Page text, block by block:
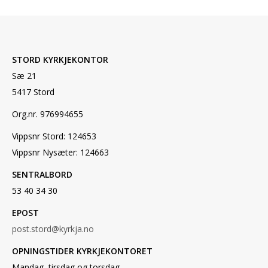
STORD KYRKJEKONTOR
Sæ 21
5417 Stord
Org.nr. 976994655
Vippsnr Stord: 124653
Vippsnr Nysæter: 124663
SENTRALBORD
53 40 34 30
EPOST
post.stord@kyrkja.no
OPNINGSTIDER KYRKJEKONTORET